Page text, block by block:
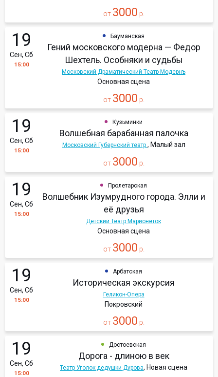
от 3000 р.
19
Сен, Сб
15:00
Бауманская
Гений московского модерна — Федор
Шехтель. Особняки и судьбы
Московский Драматический Театр Модернъ
Основная сцена
от 3000 р.
19
Сен, Сб
15:00
Кузьминки
Волшебная барабанная палочка
Московский Губернский театр , Малый зал
от 3000 р.
19
Сен, Сб
15:00
Пролетарская
Волшебник Изумрудного города. Элли и
её друзья
Детский Театр Марионеток
Основная сцена
от 3000 р.
19
Сен, Сб
15:00
Арбатская
Историческая экскурсия
Геликон-Опера
Покровский
от 3000 р.
19
Сен, Сб
15:00
Достоевская
Дорога - длиною в век
Театр Уголок дедушки Дурова, Новая сцена